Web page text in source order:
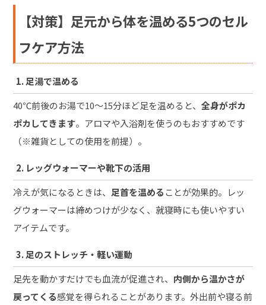
【対策】足元から体を温める5つのセル
フケア方法
1. 足湯で温める
40℃前後のお湯で10～15分ほど足を温めると、全身がポカ
ポカしてきます。アロマや入浴剤を使うのもおすすめです
（※雑貨としての使用を前提）。
2. レッグウォーマーや靴下の活用
冷えが気になるときは、 足首を温める ことが効果的。レッ
グウォーマーは締めつけが少なく、就寝時にも使いやすい
アイテムです。
3. 足のストレッチ・軽い運動
足先を動かすだけでも血流が促進され、 内側から温かさが
戻ってくる感覚を得られることがあります。外出前や寝る前